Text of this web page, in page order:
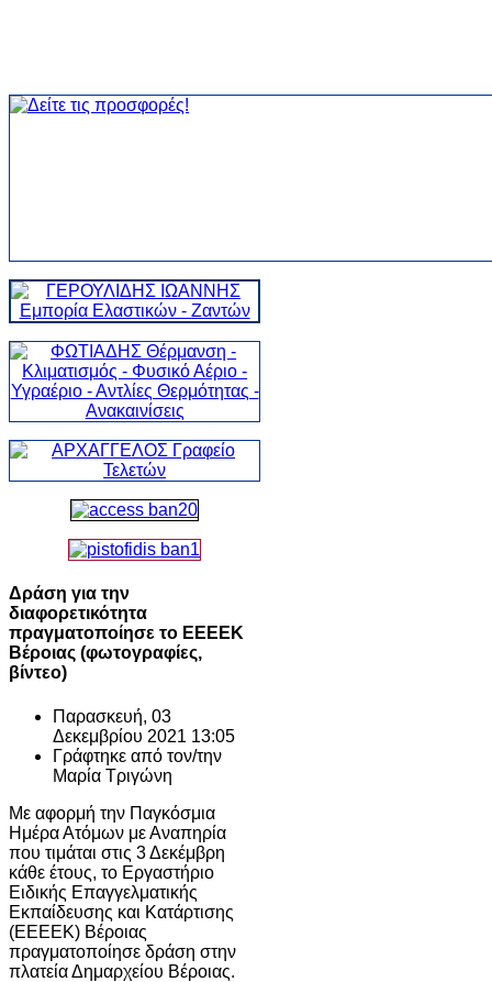
Δράση για την
διαφορετικότητα
πραγματοποίησε το ΕΕΕΕΚ
Βέροιας (φωτογραφίες,
βίντεο)
Παρασκευή, 03
Δεκεμβρίου 2021 13:05
Γράφτηκε από τον/την
Μαρία Τριγώνη
Με αφορμή την Παγκόσμια
Ημέρα Ατόμων με Αναπηρία
που τιμάται στις 3 Δεκέμβρη
κάθε έτους, το Εργαστήριο
Ειδικής Επαγγελματικής
Εκπαίδευσης και Κατάρτισης
(ΕΕΕΕΚ) Βέροιας
πραγματοποίησε δράση στην
πλατεία Δημαρχείου Βέροιας.